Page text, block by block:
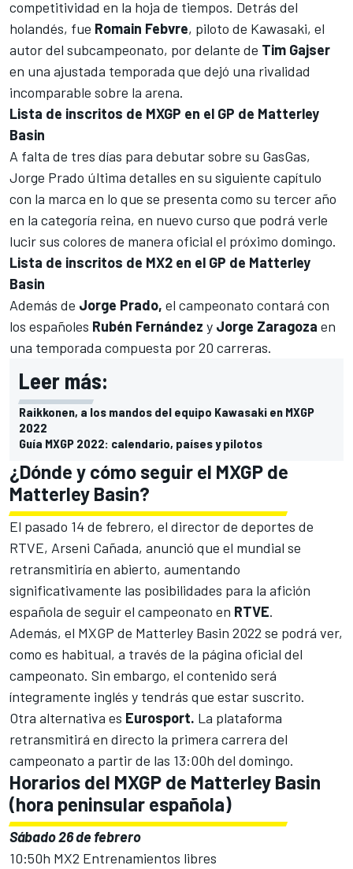
competitividad en la hoja de tiempos. Detrás del
holandés, fue Romain Febvre, piloto de Kawasaki, el
autor del subcampeonato, por delante de Tim Gajser
en una ajustada temporada que dejó una rivalidad
incomparable sobre la arena.
Lista de inscritos de MXGP en el GP de Matterley
Basin
A falta de tres días para debutar sobre su GasGas,
Jorge Prado última detalles en su siguiente capítulo
con la marca en lo que se presenta como su tercer año
en la categoría reina, en nuevo curso que podrá verle
lucir sus colores de manera oficial el próximo domingo.
Lista de inscritos de MX2 en el GP de Matterley
Basin
Además de Jorge Prado, el campeonato contará con
los españoles Rubén Fernández y Jorge Zaragoza en
una temporada compuesta por 20 carreras.
Leer más:
Raikkonen, a los mandos del equipo Kawasaki en MXGP
2022
Guía MXGP 2022: calendario, países y pilotos
¿Dónde y cómo seguir el MXGP de
Matterley Basin?
El pasado 14 de febrero, el director de deportes de
RTVE, Arseni Cañada, anunció que el mundial se
retransmitiría en abierto, aumentando
significativamente las posibilidades para la afición
española de seguir el campeonato en RTVE.
Además, el MXGP de Matterley Basin 2022 se podrá ver,
como es habitual, a través de la página oficial del
campeonato. Sin embargo, el contenido será
íntegramente inglés y tendrás que estar suscrito.
Otra alternativa es Eurosport. La plataforma
retransmitirá en directo la primera carrera del
campeonato a partir de las 13:00h del domingo.
Horarios del MXGP de Matterley Basin
(hora peninsular española)
Sábado 26 de febrero
10:50h MX2 Entrenamientos libres